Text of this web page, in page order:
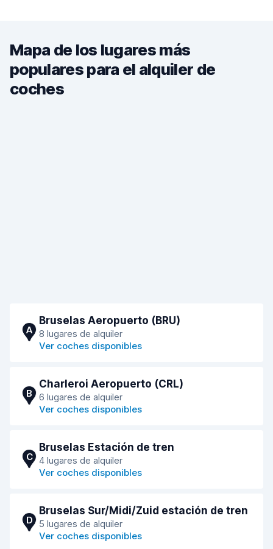
Mapa de los lugares más
populares para el alquiler de
coches
A
Bruselas Aeropuerto (BRU)
8 lugares de alquiler
Ver coches disponibles
B
Charleroi Aeropuerto (CRL)
6 lugares de alquiler
Ver coches disponibles
C
Bruselas Estación de tren
4 lugares de alquiler
Ver coches disponibles
D
Bruselas Sur/Midi/Zuid estación de tren
5 lugares de alquiler
Ver coches disponibles